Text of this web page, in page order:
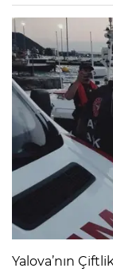
Yalova’nın